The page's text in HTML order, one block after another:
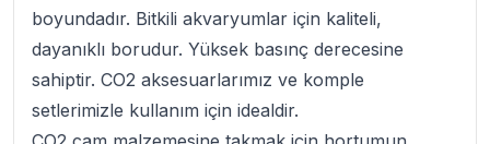
boyundadır. Bitkili akvaryumlar için kaliteli,
dayanıklı borudur. Yüksek basınç derecesine
sahiptir. CO2 aksesuarlarımız ve komple
setlerimizle kullanım için idealdir.